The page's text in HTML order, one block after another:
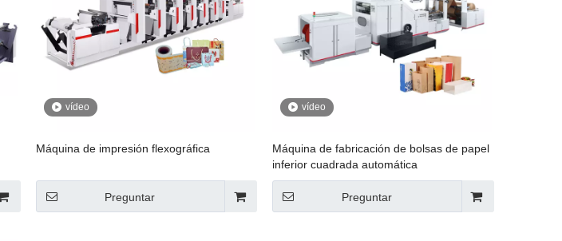
vídeo
Máquina de impresión flexográfica
Preguntar
vídeo
Máquina de fabricación de bolsas de papel
inferior cuadrada automática
Preguntar